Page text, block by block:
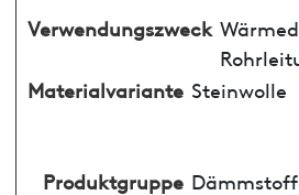
Verwendungszweck
Materialvariante Steinwolle
Produktgruppe